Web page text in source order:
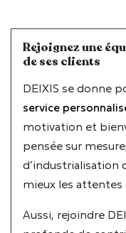
Deixis - Le Tourne
Deixis - Bègles
Nos partenaires
Nous rejoindre
RESPONSABLE
COLLABORATEUR
Social et RH
Gestion et conseil
Gérer mes salariés
Piloter mon entreprise
Gérer mon
Digitaliser mon
Web TV
Indicateurs
FAQ ?
Nous contacter
Rejoignez une
de ses clients
DEIXIS se donne
service
motivation et
pensée sur
d’industrialisation
mieux les attentes
Aussi, rejoindre